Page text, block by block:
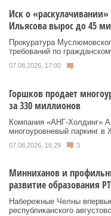
Иск о
Ильясова вырос до 45
Прокуратура
требований по
07.08.2026, 17:00
Горшков продает
за 330 миллионов
Компания «АНГ-Холдинг»
многоуровневый паркинг в
07.08.2026, 16:29 3
Минниханов и
развитие образования РТ
Набережные Челны
республиканского